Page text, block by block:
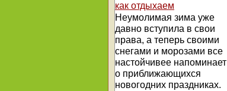
как отдыхаем
Неумолимая зима уже
давно вступила в свои
права, а теперь своими
снегами и морозами все
настойчивее напоминает
о приближающихся
новогодних праздниках.